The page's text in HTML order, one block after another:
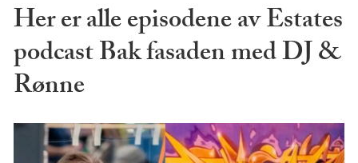
Her er alle episodene av Estates
podcast Bak fasaden med DJ &
Rønne